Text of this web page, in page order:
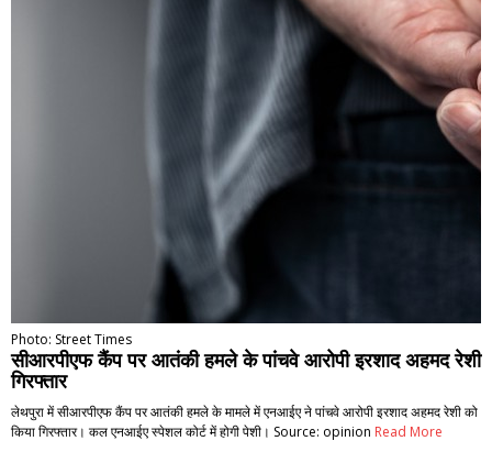
Photo: Street Times
सीआरपीएफ कैंप पर आतंकी हमले के पांचवे आरोपी इरशाद अहमद रेशी
गिरफ्तार
लेथपुरा में सीआरपीएफ कैंप पर आतंकी हमले के मामले में एनआईए ने पांचवे आरोपी इरशाद अहमद रेशी को
किया गिरफ्तार। कल एनआईए स्पेशल कोर्ट में होगी पेशी। Source: opinion Read More